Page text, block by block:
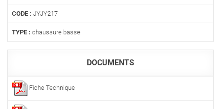
CODE : JYJY217
TYPE : chaussure basse
DOCUMENTS
Fiche Technique